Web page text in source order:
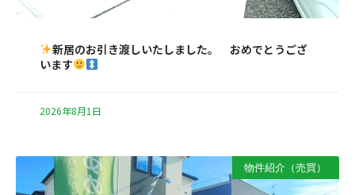
新居のお引き渡しいたしました。 おめでとうござ
います
2026年8月1日
物件紹介（売買）